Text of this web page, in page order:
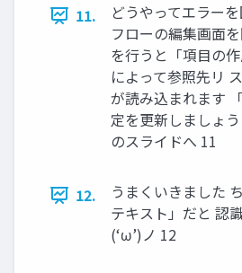
11.
どうやってエラー
フローの編集画面を
を行うと「項目の
によって参照先リ
が読み込まれます
定を更新しましょ
のスライドへ 11
12.
うまくいきました
テキスト」だと 認
(‘ω’)ノ 12